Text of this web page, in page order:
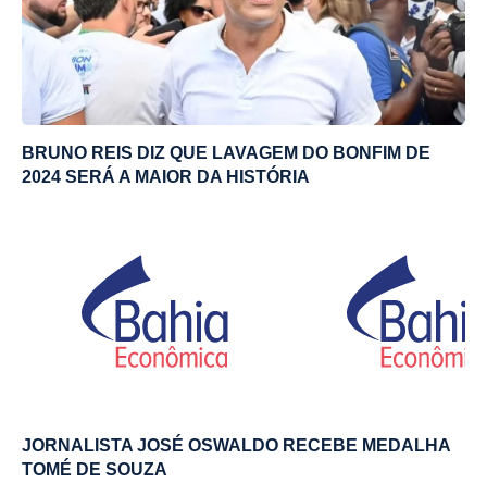
BRUNO REIS DIZ QUE LAVAGEM DO BONFIM DE
2024 SERÁ A MAIOR DA HISTÓRIA
JORNALISTA JOSÉ OSWALDO RECEBE MEDALHA
TOMÉ DE SOUZA